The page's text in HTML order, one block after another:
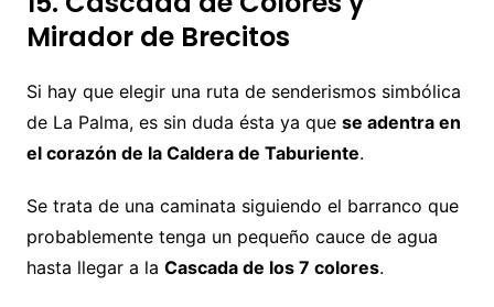
Mirador de Brecitos
Si hay que elegir una ruta de senderismos simbólica
de La Palma, es sin duda ésta ya que se adentra en
el corazón de la Caldera de Taburiente.
Se trata de una caminata siguiendo el barranco que
probablemente tenga un pequeño cauce de agua
hasta llegar a la Cascada de los 7 colores.